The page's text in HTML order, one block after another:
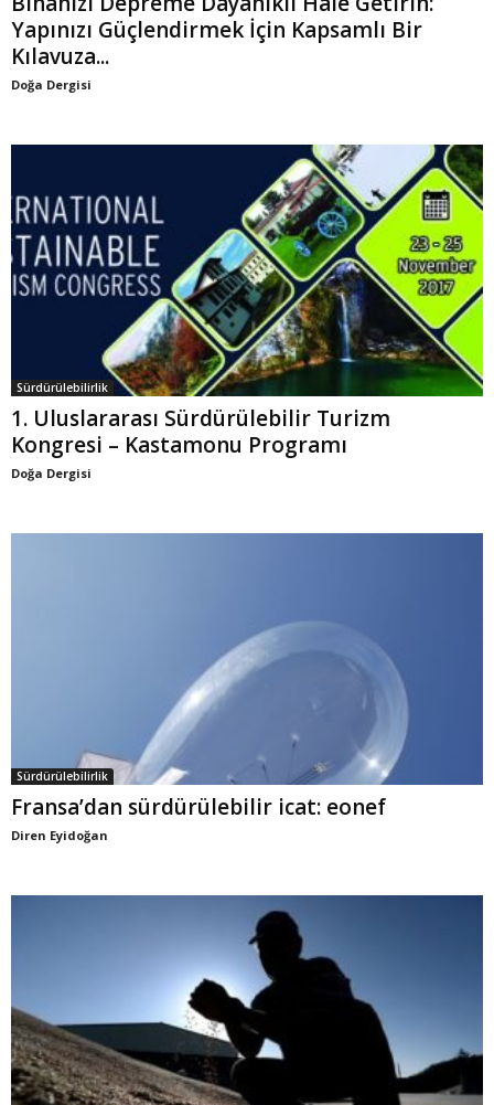
Yapınızı Güçlendirmek İçin Kapsamlı Bir
Kılavuza...
Doğa Dergisi
Sürdürülebilirlik
1. Uluslararası Sürdürülebilir Turizm
Kongresi – Kastamonu Programı
Doğa Dergisi
Sürdürülebilirlik
Fransa’dan sürdürülebilir icat: eonef
Diren Eyidoğan